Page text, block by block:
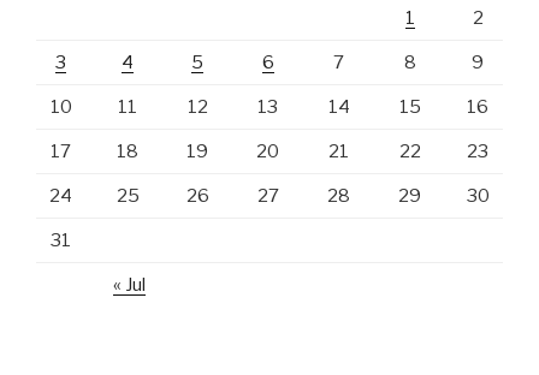
1 2
3 4 5 6 7 8 9
10 11 12 13 14 15 16
17 18 19 20 21 22 23
24 25 26 27 28 29 30
31
« Jul